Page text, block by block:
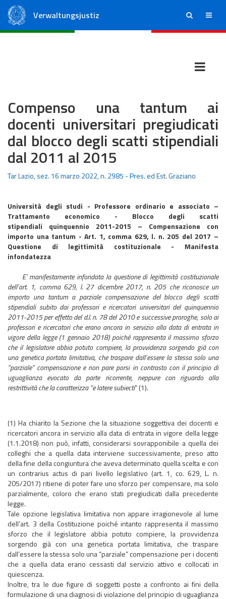
Verwaltungsjustiz ricerca menu
Compenso una tantum ai
docenti universitari pregiudicati
dal blocco degli scatti stipendiali
dal 2011 al 2015
Tar Lazio, sez. 16 marzo 2022, n. 2985 - Pres. ed Est. Graziano
Università degli studi - Professore ordinario e associato –
Trattamento economico - Blocco degli scatti
stipendiali quinquennio 2011-2015 – Compensazione con
importo una tantum - Art. 1, comma 629, l. n. 205 del 2017 –
Questione di legittimità costituzionale - Manifesta
infondatezza
E’ manifestamente infondata la questione di legittimità costituzionale
dell’art. 1, comma 629, l. 27 dicembre 2017, n. 205 che riconosce un
importo una tantum a parziale compensazione del blocco degli scatti
stipendiali subito dai professori e ricercatori universitari del quinquennio
2011-2015 per effetto del d.l. n. 78 del 2010 e successive proroghe, solo ai
professori e ricercatori che erano ancora in servizio alla data di entrata in
vigore della legge (1 gennaio 2018) poiché rappresenta il massimo sforzo
che il legislatore abbia potuto compiere, la provvidenza sorgendo già con
una genetica portata limitativa, che traspare dall’essere la stessa solo una
“parziale” compensazione e non pare porsi in contrasto con il principio di
uguaglianza evocato da parte ricorrente, neppure con riguardo alla
restrittività che la caratterizza “e latere subiecti” (1).
(1) Ha chiarito la Sezione che la situazione soggettiva dei docenti e
ricercatori ancora in servizio alla data di entrata in vigore della legge
(1.1.2018) non può, infatti, considerarsi sovrapponibile a quella dei
colleghi che a quella data interviene successivamente, preso atto
della fine della congiuntura che aveva determinato quella scelta e con
un contrarius actus di pari livello legislativo (art. 1, co. 629, L. n.
205/2017) ritiene di poter fare uno sforzo per compensare, ma solo
parzialmente, coloro che erano stati pregiudicati dalla precedente
legge.
Tale opzione legislativa limitativa non appare irragionevole al lume
dell’art. 3 della Costituzione poiché intanto rappresenta il massimo
sforzo che il legislatore abbia potuto compiere, la provvidenza
sorgendo già con una genetica portata limitativa, che traspare
dall’essere la stessa solo una “parziale” compensazione per i docenti
che a quella data erano cessasti dal servizio attivo e collocati in
quiescenza.
Inoltre, tra le due figure di soggetti poste a confronto ai fini della
formulazione di una diagnosi di violazione del principio di uguaglianza